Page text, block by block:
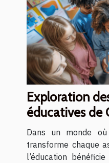
Exploration
éducatives de
français
Dans un monde où
transforme chaque
l’éducation